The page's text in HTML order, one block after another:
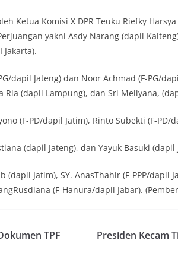
Ketua Komisi X DPR Teuku Riefky
yakni Asdy Narang (dapil
Jakarta).
dapil Jateng) dan Noor Achmad (F-PG/
Ria (dapil Lampung), dan Sri Meliyana,
(F-PD/dapil Jatim), Rinto Subekti (F-PD/
(dapil Jateng), dan Yayuk Basuki (dapil
(dapil Jatim), SY. AnasThahir (F-PPP/dapil
(F-Hanura/dapil Jabar).
TPF
Presiden Kecam